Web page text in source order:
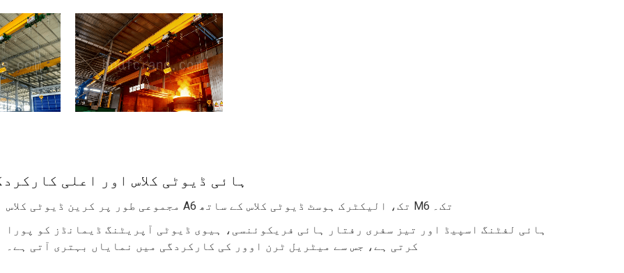
ہائی ڈیوٹی کلاس اور اعلی
مجموعی طور پر کرین ڈیوٹی کلاس A6 تک، الیکٹرک ہوسٹ ڈیوٹی کلاس کے ساتھ M6 تک۔
ہائی لفٹنگ اسپیڈ اور تیز سفری رفتار ہائی فریکوئنسی، ہیوی ڈیوٹی آپریٹنگ ڈیمانڈز کو پورا
کرتی ہے، جس سے میٹریل ٹرن اوور کی کارکردگی میں نمایاں بہتری آتی ہے۔